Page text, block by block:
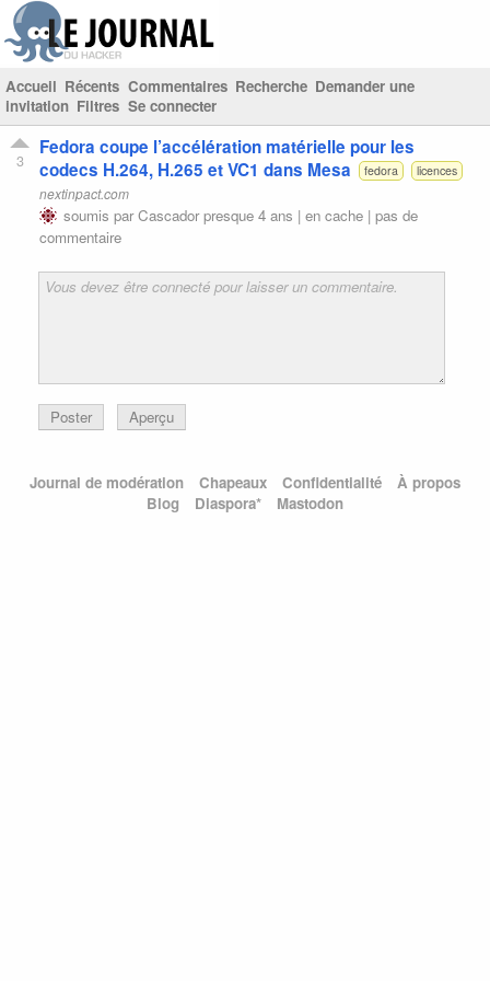
Accueil Récents Commentaires Recherche Demander une
invitation Filtres Se connecter
3
Fedora coupe l’accélération matérielle pour les
codecs H.264, H.265 et VC1 dans Mesa
fedora licences
nextinpact.com
soumis parCascadorpresque 4 ans | en cache | pas de
commentaire
Poster Aperçu
Journal de modération Chapeaux Confidentialité
À propos
Blog
Diaspora* Mastodon